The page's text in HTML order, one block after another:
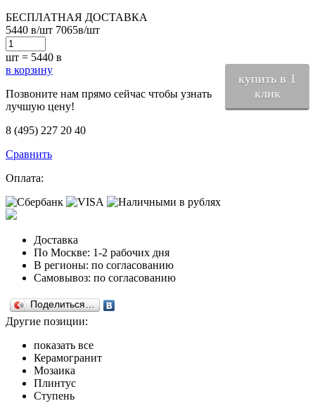
БЕСПЛАТНАЯ ДОСТАВКА
5440 в/шт 7065в/шт
шт = 5440 в
купить в 1
клик
в корзину
Позвоните нам прямо сейчас чтобы узнать
лучшую цену!
8 (495) 227 20 40
Сравнить
Оплата:
Доставка
По Москве: 1-2 рабочих дня
В регионы: по согласованию
Самовывоз: по согласованию
Поделиться…
Другие позиции:
показать все
Керамогранит
Мозаика
Плинтус
Ступень